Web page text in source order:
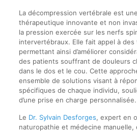
La décompression vertébrale est
thérapeutique innovante et non
la pression exercée sur les nerfs
intervertébraux. Elle fait appel à
permettant ainsi d’améliorer
des patients souffrant de douleurs
dans le dos et le cou. Cette
ensemble de solutions visant à
spécifiques de chaque individu,
d’une prise en charge personnalisée.
Le Dr. Sylvain Desforges, expert en
naturopathie et médecine manuelle,